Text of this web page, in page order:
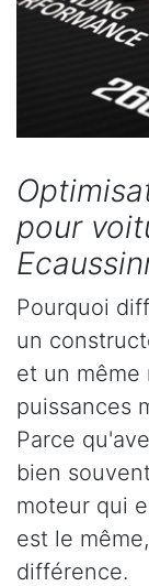
pour
Pourquoi
un
et un même
puissances
Parce
bien
moteur qui
est le
différence.